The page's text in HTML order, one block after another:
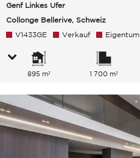
Genf Linkes Ufer
Collonge Bellerive, Schweiz
V1433GE Verkauf Eigentum
895 m² 1 700 m²